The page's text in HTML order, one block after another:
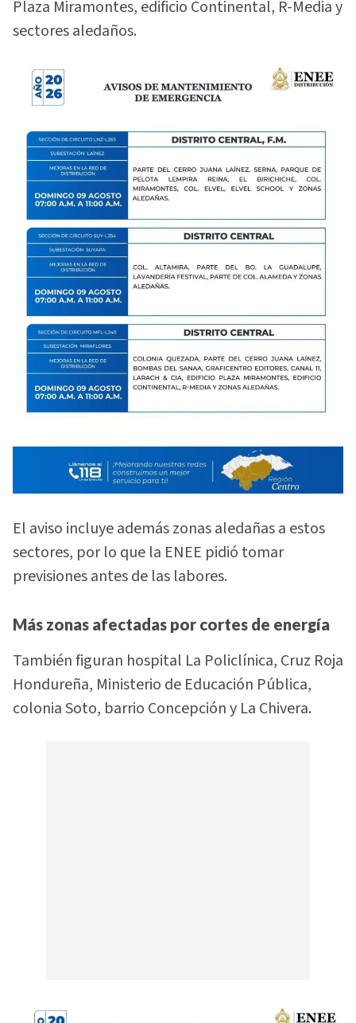
Plaza Miramontes, edificio Continental, R-Media y
sectores aledaños.
El aviso incluye además zonas aledañas a estos
sectores, por lo que la ENEE pidió tomar
previsiones antes de las labores.
Más zonas afectadas por cortes de energía
También figuran hospital La Policlínica, Cruz Roja
Hondureña, Ministerio de Educación Pública,
colonia Soto, barrio Concepción y La Chivera.